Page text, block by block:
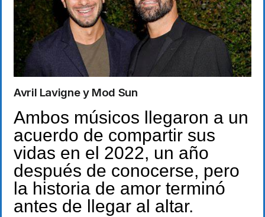
Avril Lavigne y Mod Sun
Ambos músicos llegaron a un
acuerdo de compartir sus
vidas en el 2022, un año
después de conocerse, pero
la historia de amor terminó
antes de llegar al altar.